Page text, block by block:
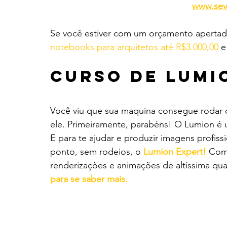
Se você estiver com um orçamento
notebooks para arquitetos até R$3.000,00
Curso de
Você viu que sua maquina consegue
ele. Primeiramente, parabéns! O Lumion
E para te ajudar e produzir imagens
ponto, sem rodeios, o Lumion Expert!
renderizações e animações de altíssima
para se saber mais.